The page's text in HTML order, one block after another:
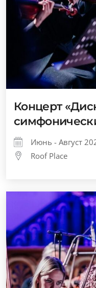
Концерт
Июнь - Август
Roof Place